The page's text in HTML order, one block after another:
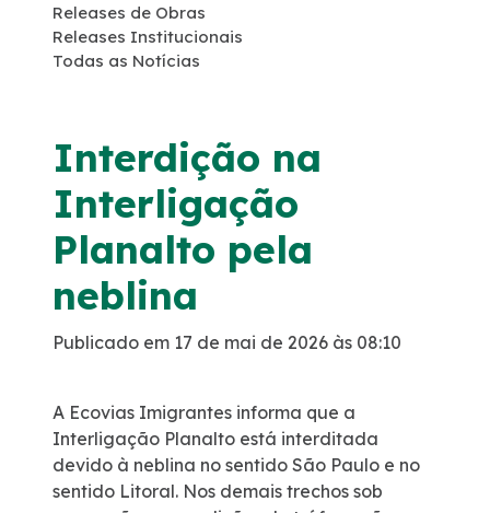
Projetos Socioambientais
Política de Gestão Integrada
Programa de Redução de Acidentes
EIA-RIMA Nova Ligação
Comercial
Releases de Obras
Releases Institucionais
Todas as Notícias
Interdição na
Interligação
Planalto pela
neblina
Publicado em 17 de mai de 2026 às 08:10
A Ecovias Imigrantes informa que a
Interligação Planalto está interditada
devido à neblina no sentido São Paulo e no
sentido Litoral. Nos demais trechos sob